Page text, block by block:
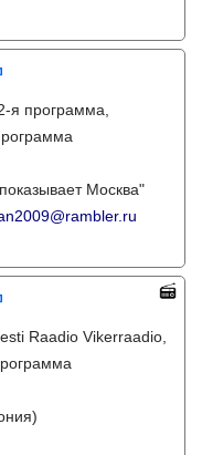
я программа,
Москва"
Raadio Vikerraadio,